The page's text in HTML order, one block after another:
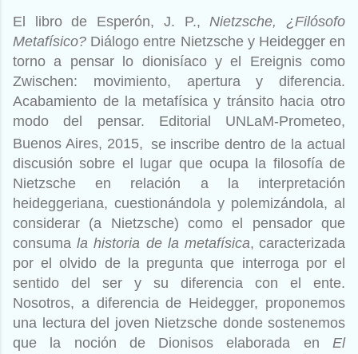
El libro de Esperón, J. P., Nietzsche, ¿Filósofo
Metafísico? Diálogo entre Nietzsche y Heidegger en
torno a pensar lo dionisíaco y el Ereignis como
Zwischen: movimiento, apertura y diferencia.
Acabamiento de la metafísica y tránsito hacia otro
modo del pensar. Editorial UNLaM-Prometeo,
Buenos Aires, 2015, se inscribe dentro de la actual
discusión sobre el lugar que ocupa la filosofía de
Nietzsche en relación a la interpretación
heideggeriana, cuestionándola y polemizándola, al
considerar (a Nietzsche) como el pensador que
consumala historia de la metafísica, caracterizada
por el olvido de la pregunta que interroga por el
sentido del ser y su diferencia con el ente.
Nosotros, a diferencia de Heidegger, proponemos
una lectura del joven Nietzsche donde sostenemos
que la noción de Dionisos elaborada en El